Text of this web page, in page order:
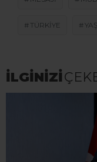
TÜRKIYE
İLGİNİZİ